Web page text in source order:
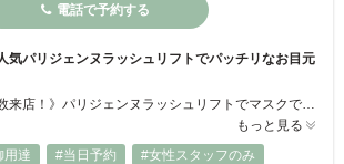
電話で予約する
気パリジェンヌラッシュリフトでパッチリなお目元
《某有名モデルも多数来店！》パリジェンヌラッシュリフトでマスクでもお目元は印象的に♪セーブル/フラットラッシュつけ放題プラン・100本プラン～◎流行りのブラウンカラーあり★3Dボリュームラッシュは世界最細0.05mm！フラットラッシュで負担をかけないまつエクにリピーター続出☆恵比寿駅から徒歩2分の好立地！夜～22時まで営業しているのでお仕事帰りの人も安心♪短時間で持ちがいいまつげに仕上げます♪
もっと見る
用達 #当日予約
#女性スタッフのみ